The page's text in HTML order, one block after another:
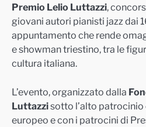
Premio Lelio Luttazzi,
giovani autori pianisti jazz dai
appuntamento che rende
e showman triestino, tra le
cultura italiana.
L’evento, organizzato dalla
Luttazzisotto l’alto
europeo e con i patrocini di